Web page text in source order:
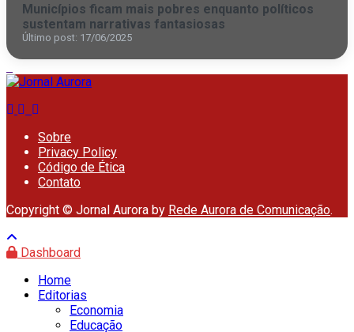
Municípios ficam mais pobres enquanto políticos
sustentam narrativas fantasiosas
Último post: 17/06/2025
Sobre
Privacy Policy
Código de Ética
Contato
Copyright © Jornal Aurora by Rede Aurora de Comunicação.
Dashboard
Home
Editorias
Economia
Educação